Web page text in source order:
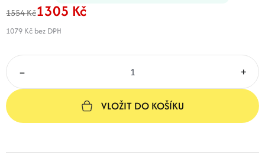
1554 Kč1305 Kč
1079 Kč bez DPH
– +
VLOŽIT DO KOŠÍKU